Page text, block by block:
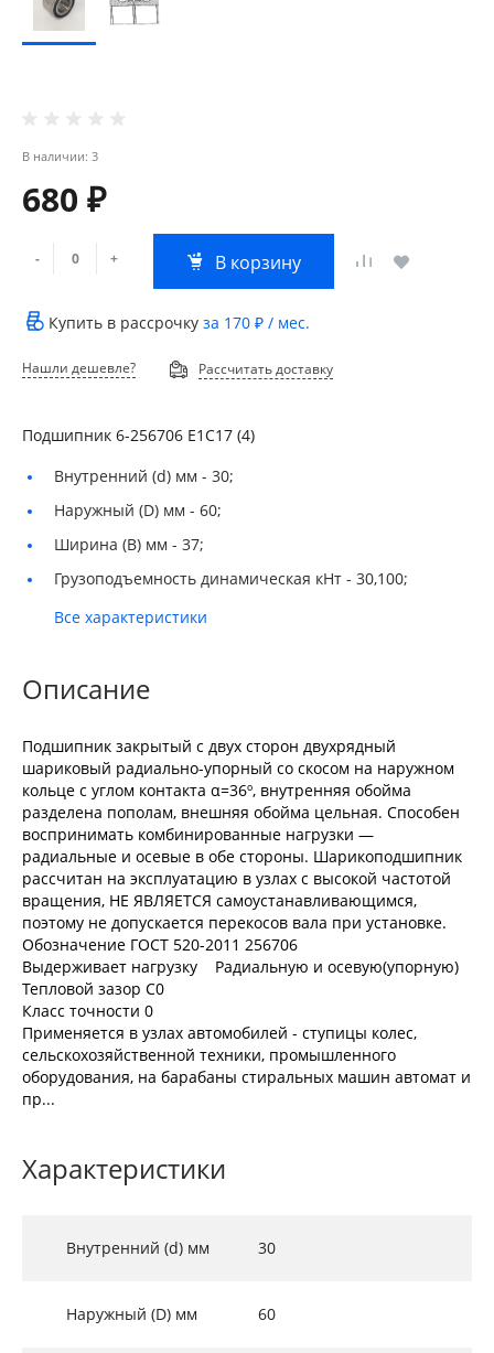
В наличии: 3
680 ₽
- + В корзину
Купить в рассрочку за 170 ₽ / мес.
Нашли дешевле? Рассчитать доставку
Подшипник 6-256706 Е1С17 (4)
Внутренний (d) мм - 30;
Наружный (D) мм - 60;
Ширина (B) мм - 37;
Грузоподъемность динамическая кНт - 30,100;
Все характеристики
Описание
Подшипник закрытый с двух сторон двухрядный
шариковый радиально-упорный со скосом на наружном
кольце с углом контакта α=36º, внутренняя обойма
разделена пополам, внешняя обойма цельная. Способен
воспринимать комбинированные нагрузки —
радиальные и осевые в обе стороны. Шарикоподшипник
рассчитан на эксплуатацию в узлах с высокой частотой
вращения, НЕ ЯВЛЯЕТСЯ самоустанавливающимся,
поэтому не допускается перекосов вала при установке.
Обозначение ГОСТ 520-2011 256706
Выдерживает нагрузку Радиальную и осевую(упорную)
Тепловой зазор С0
Класс точности 0
Применяется в узлах автомобилей - ступицы колес,
сельскохозяйственной техники, промышленного
оборудования, на барабаны стиральных машин автомат и
пр...
Характеристики
Внутренний (d) мм 30
Наружный (D) мм 60